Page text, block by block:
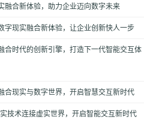
合新体验，助力企业迈向数字未来
现实融合新体验，让企业创新快人一步
合时代的创新引擎，打造下一代智能交互体
现实与数字世界，开启智慧交互新时代
技术连接虚实世界，开启智能交互新时代